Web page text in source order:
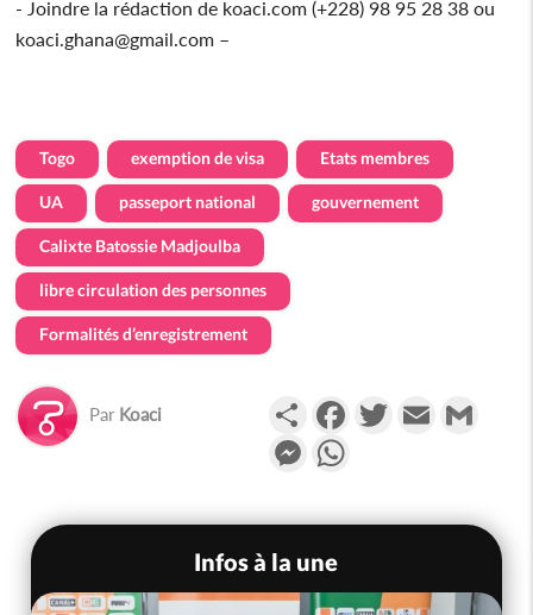
- Joindre la rédaction de koaci.com (+228) 98 95 28 38 ou
koaci.ghana@gmail.com –
Togo exemption de visa Etats membres
UA passeport national gouvernement
Calixte Batossie Madjoulba
libre circulation des personnes
Formalités d’enregistrement
Par Koaci PartagerFacebookTwitterEmail
Messenger
Infos à la une